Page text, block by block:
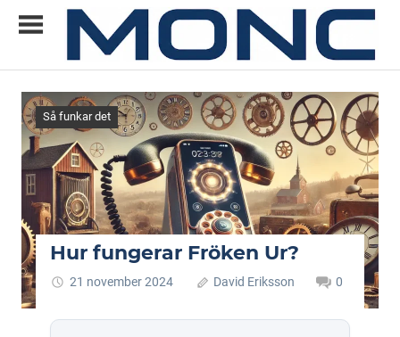
Allt
du
vill
veta
om
ny
teknik
Så funkar det
Hur fungerar Fröken Ur?
21 november 2024 David Eriksson 0